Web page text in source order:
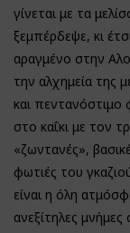
γίνεται με τα
ξεμπέρδεψε, κι
αραγμένο στην
την αλχημεία της
και πεντανόστιμο
στο καΐκι με τον
«ζωντανές»,
φωτιές του
είναι η όλη
ανεξίτηλες